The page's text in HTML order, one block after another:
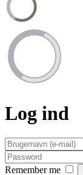
Log ind
Remember me